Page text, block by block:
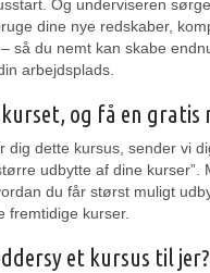
Og underviseren
dine nye redskaber,
så du nemt kan skabe
arbejdsplads.
og få en gratis
dig dette kursus, sender vi
udbytte af dine kurser”.
du får størst muligt
fremtidige kurser.
et kursus til jer?